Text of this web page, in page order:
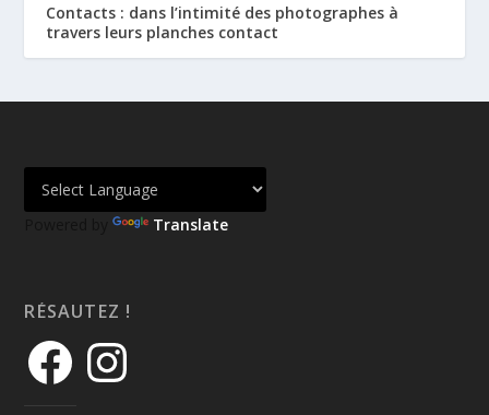
Contacts : dans l’intimité des photographes à
travers leurs planches contact
Powered by Translate
RÉSAUTEZ !